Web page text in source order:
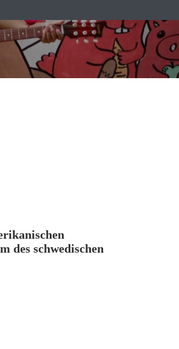
des schwedischen